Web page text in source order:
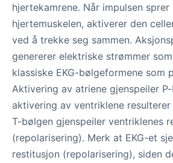
hjertekamrene. Når impulsen sprer
hjertemuskelen, aktiverer den
ved å trekke seg sammen.
genererer elektriske strømmer
klassiske EKG-bølgeformene som
Aktivering av atriene gjenspeiler
aktivering av ventriklene resulterer
T-bølgen gjenspeiler ventriklenes
(repolarisering). Merk at EKG-et
restitusjon (repolarisering), siden